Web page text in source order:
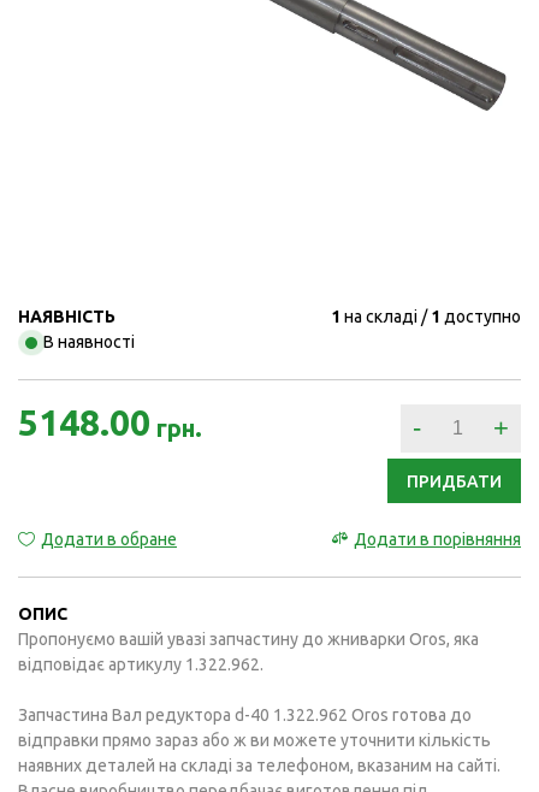
НАЯВНІСТЬ
В наявності
1 на складі 1 доступно
5148.00 грн. - +
ПРИДБАТИ
Додати в обране Додати в порівняння
ОПИС
Пропонуємо вашій увазі запчастину до жниварки Oros, яка
відповідає артикулу 1.322.962.
Запчастина Вал редуктора d-40 1.322.962 Oros готова до
відправки прямо зараз або ж ви можете уточнити кількість
наявних деталей на складі за телефоном, вказаним на сайті.